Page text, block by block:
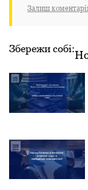
Залиш
Збережи собі: